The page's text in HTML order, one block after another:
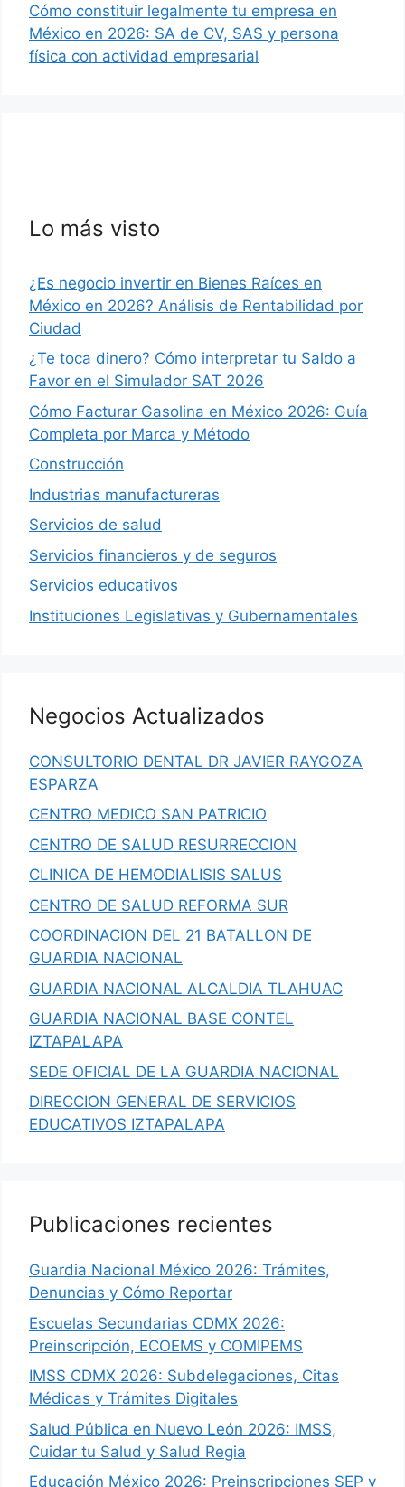
Cómo constituir legalmente tu empresa en
México en 2026: SA de CV, SAS y persona
física con actividad empresarial
Lo más visto
¿Es negocio invertir en Bienes Raíces en
México en 2026? Análisis de Rentabilidad por
Ciudad
¿Te toca dinero? Cómo interpretar tu Saldo a
Favor en el Simulador SAT 2026
Cómo Facturar Gasolina en México 2026: Guía
Completa por Marca y Método
Construcción
Industrias manufactureras
Servicios de salud
Servicios financieros y de seguros
Servicios educativos
Instituciones Legislativas y Gubernamentales
Negocios Actualizados
CONSULTORIO DENTAL DR JAVIER RAYGOZA
ESPARZA
CENTRO MEDICO SAN PATRICIO
CENTRO DE SALUD RESURRECCION
CLINICA DE HEMODIALISIS SALUS
CENTRO DE SALUD REFORMA SUR
COORDINACION DEL 21 BATALLON DE
GUARDIA NACIONAL
GUARDIA NACIONAL ALCALDIA TLAHUAC
GUARDIA NACIONAL BASE CONTEL
IZTAPALAPA
SEDE OFICIAL DE LA GUARDIA NACIONAL
DIRECCION GENERAL DE SERVICIOS
EDUCATIVOS IZTAPALAPA
Publicaciones recientes
Guardia Nacional México 2026: Trámites,
Denuncias y Cómo Reportar
Escuelas Secundarias CDMX 2026:
Preinscripción, ECOEMS y COMIPEMS
IMSS CDMX 2026: Subdelegaciones, Citas
Médicas y Trámites Digitales
Salud Pública en Nuevo León 2026: IMSS,
Cuidar tu Salud y Salud Regia
Educación México 2026: Preinscripciones SEP y